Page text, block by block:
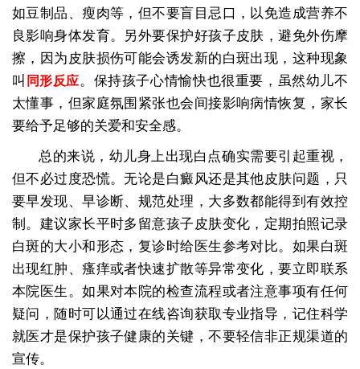
如豆制品、瘦肉等，但不要盲目忌口，以免造成营养不
良影响身体发育。另外要保护好孩子皮肤，避免外伤摩
擦，因为皮肤损伤可能会诱发新的白斑出现，这种现象
叫 同形反应。保持孩子心情愉快也很重要，虽然幼儿不
太懂事，但家庭氛围紧张也会间接影响病情恢复，家长
要给予足够的关爱和安全感。
总的来说，幼儿身上出现白点确实需要引起重视，
但不必过度恐慌。无论是白癜风还是其他皮肤问题，只
要早发现、早诊断、规范处理，大多数都能得到有效控
制。建议家长平时多留意孩子皮肤变化，定期拍照记录
白斑的大小和形态，复诊时给医生参考对比。如果白斑
出现红肿、瘙痒或者快速扩散等异常变化，要立即联系
本院医生。如果对本院的检查流程或者注意事项有任何
疑问，随时可以通过在线咨询获取专业指导，记住科学
就医才是保护孩子健康的关键，不要轻信非正规渠道的
宣传。